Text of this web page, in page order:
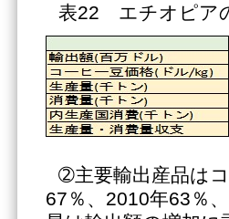
表22 エチオピア
➁主要輸出産品は
67％、2010年63％